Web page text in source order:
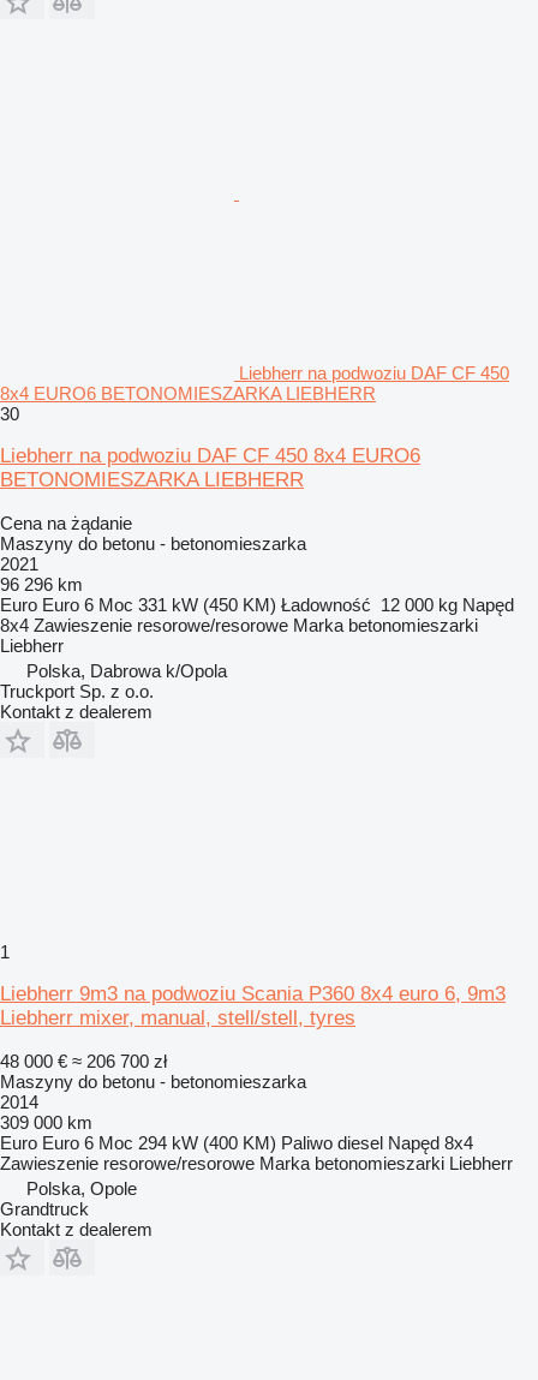
Liebherr na podwoziu DAF CF 450
8x4 EURO6 BETONOMIESZARKA LIEBHERR
30
Liebherr na podwoziu DAF CF 450 8x4 EURO6
BETONOMIESZARKA LIEBHERR
Cena na żądanie
Maszyny do betonu - betonomieszarka
2021
96 296 km
Euro Euro 6 Moc 331 kW (450 KM) Ładowność 12 000 kg Napęd
8x4 Zawieszenie resorowe/resorowe Marka betonomieszarki
Liebherr
Polska, Dabrowa k/Opola
Truckport Sp. z o.o.
Kontakt z dealerem
1
Liebherr 9m3 na podwoziu Scania P360 8x4 euro 6, 9m3
Liebherr mixer, manual, stell/stell, tyres
48 000 € ≈ 206 700 zł
Maszyny do betonu - betonomieszarka
2014
309 000 km
Euro Euro 6 Moc 294 kW (400 KM) Paliwo diesel Napęd 8x4
Zawieszenie resorowe/resorowe Marka betonomieszarki Liebherr
Polska, Opole
Grandtruck
Kontakt z dealerem